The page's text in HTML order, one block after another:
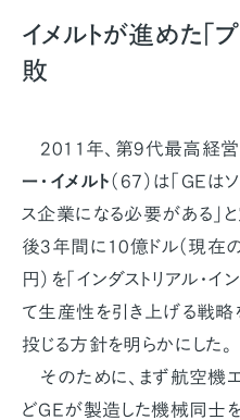
イメルトが進めた「
敗
2011年、第9代最高経営
ー・イメルト（67）は「GEは
ス企業になる必要がある」
後3年間に10億ドル（現在
円）を「インダストリアル・イ
て生産性を引き上げる戦略
投じる方針を明らかにした。
そのために、まず航空機
どGEが製造した機械同士